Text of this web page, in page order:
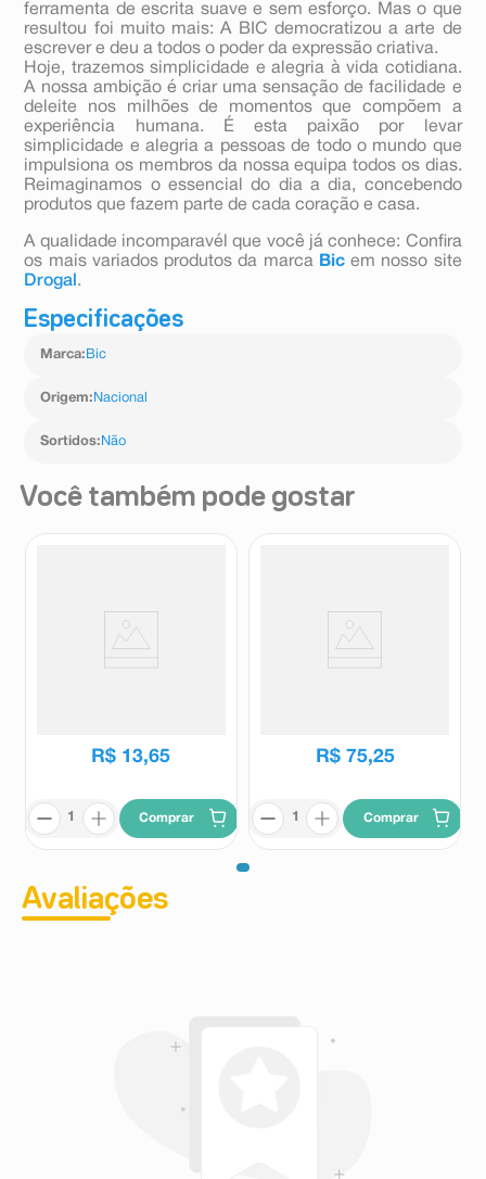
ferramenta de escrita suave e sem esforço. Mas o que
resultou foi muito mais: A BIC democratizou a arte de
escrever e deu a todos o poder da expressão criativa.
Hoje, trazemos simplicidade e alegria à vida cotidiana.
A nossa ambição é criar uma sensação de facilidade e
deleite nos milhões de momentos que compõem a
experiência humana. É esta paixão por levar
simplicidade e alegria a pessoas de todo o mundo que
impulsiona os membros da nossa equipa todos os dias.
Reimaginamos o essencial do dia a dia, concebendo
produtos que fazem parte de cada coração e casa.
A qualidade incomparavél que você já conhece: Confira
os mais variados produtos da marca Bic em nosso site
Drogal .
Especificações
Marca: Bic
Origem: Nacional
Sortidos: Não
Você também pode gostar
R$ 13,65
Comprar
R$ 75,25
Comprar
Avaliações